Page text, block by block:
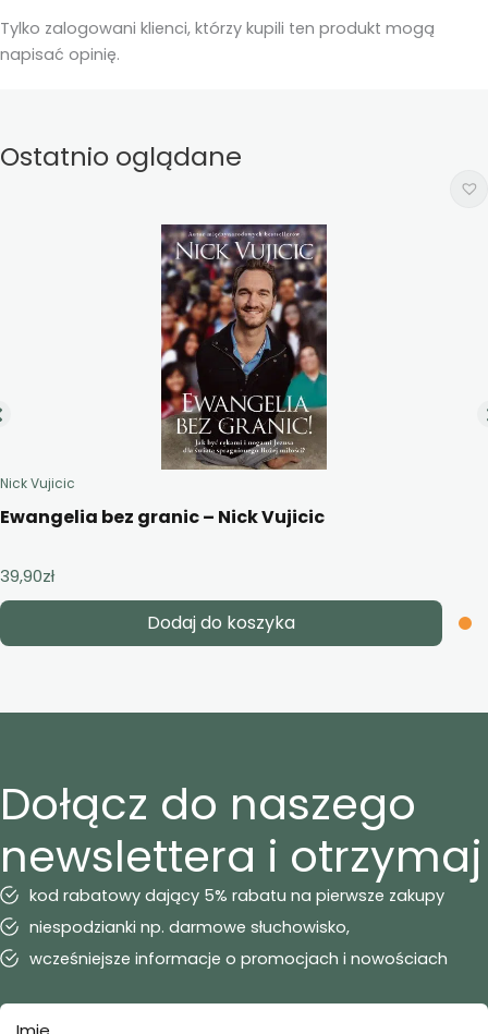
Tylko zalogowani klienci, którzy kupili ten produkt mogą
napisać opinię.
Ostatnio oglądane
Nick Vujicic
Ewangelia bez granic – Nick Vujicic
39,90zł
Dodaj do koszyka
Dołącz do naszego
newslettera i otrzymaj
kod rabatowy dający 5% rabatu na pierwsze zakupy
niespodzianki np. darmowe słuchowisko,
wcześniejsze informacje o promocjach i nowościach